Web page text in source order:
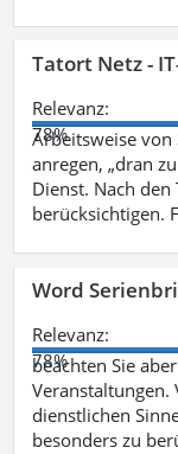
Tatort Netz -
Relevanz:
78%
Arbeitsweise
anregen, „dran
Dienst. Nach
berücksichtigen.
Word
Relevanz:
78%
beachten Sie
dienstlichen
besonders zu